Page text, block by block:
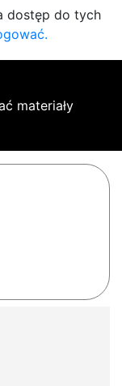
dostęp do tych
materiały